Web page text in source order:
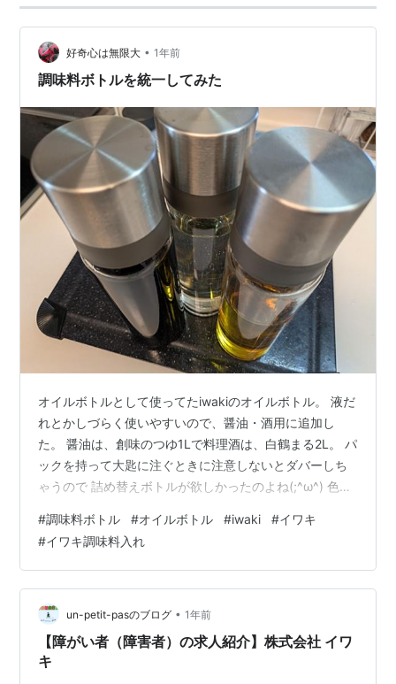
好奇心は無限大 • 1年前
調味料ボトルを統一してみた
オイルボトルとして使ってたiwakiのオイルボトル。 液だ
れとかしづらく使いやすいので、醤油・酒用に追加し
た。 醤油は、創味のつゆ1Lで料理酒は、白鶴まる2L。 パ
ックを持って大匙に注ぐときに注意しないとダバーしち
ゃうので 詰め替えボトルが欲しかったのよね(;^ω^) 色々
中に白い穴が見えるが戻り穴があるのがGood。 本当は、
みりんもこれに入れたかったけど、濃さが少し違うけど
米油と色が近いので間違いそうだから一旦見送り。 iwaki
のこの商品本当におすすめなのですが1点ケチをつけると
したら 色のバリエーションがないのよねー(。-`ω…
#調味料ボトル #オイルボトル #iwaki #イワキ
#イワキ調味料入れ
un-petit-pasのブログ • 1年前
【障がい者（障害者）の求人紹介】株式会社 イワ
キ